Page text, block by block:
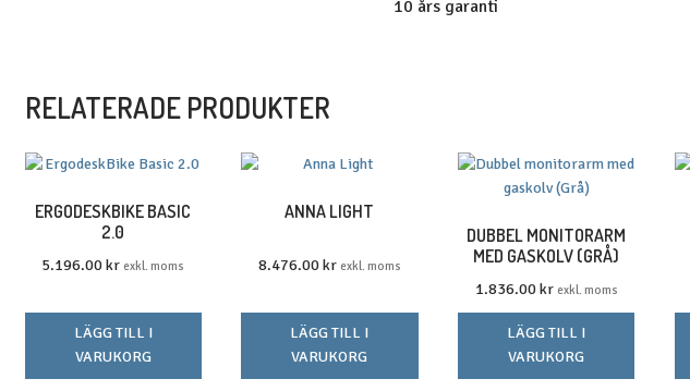
10 års garanti
RELATERADE PRODUKTER
ERGODESKBIKE BASIC
2.0
5.196.00kr exkl. moms
LÄGG TILL I
VARUKORG
ANNA LIGHT
8.476.00kr exkl. moms
LÄGG TILL I
VARUKORG
DUBBEL MONITORARM
MED GASKOLV (GRÅ)
1.836.00kr exkl. moms
LÄGG TILL I
VARUKORG